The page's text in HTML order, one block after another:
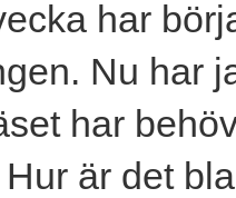
har
Nu har
har
är det